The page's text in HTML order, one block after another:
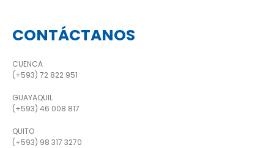
CONTÁCTANOS
CUENCA
(+593) 72 822 951
GUAYAQUIL
(+593) 46 008 817
QUITO
(+593) 98 317 3270